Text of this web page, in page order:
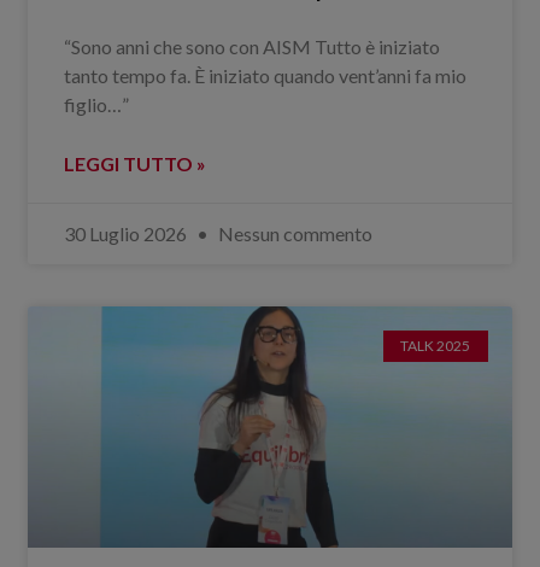
“Sono anni che sono con AISM Tutto è iniziato
tanto tempo fa. È iniziato quando vent’anni fa mio
figlio…”
LEGGI TUTTO »
30 Luglio 2026 Nessun commento
TALK 2025